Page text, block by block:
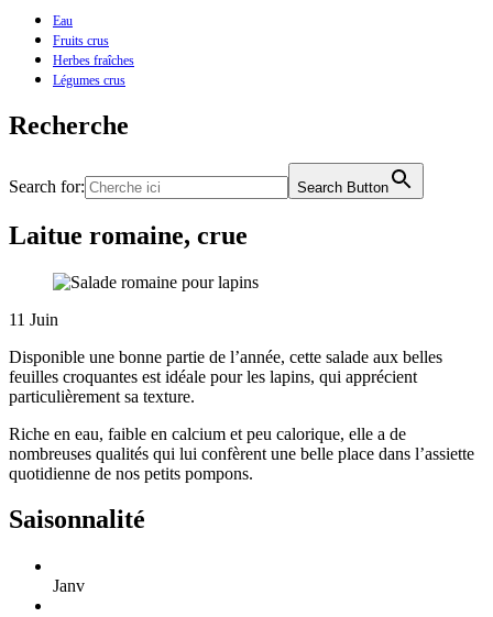
Eau
Fruits crus
Herbes fraîches
Légumes crus
Recherche
Search for: Search Button
Laitue romaine, crue
11 Juin
Disponible une bonne partie de l’année, cette salade aux belles
feuilles croquantes est idéale pour les lapins, qui apprécient
particulièrement sa texture.
Riche en eau, faible en calcium et peu calorique, elle a de
nombreuses qualités qui lui confèrent une belle place dans l’assiette
quotidienne de nos petits pompons.
Saisonnalité
Janv